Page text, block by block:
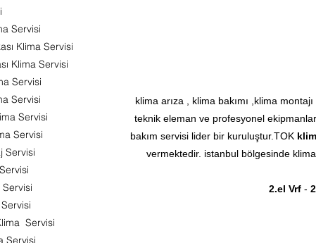
Servisi
Klima Servisi
Klima Servisi
Servisi
Servisi
Servisi
Servisi
Servisi
Servisi
Servisi
klima arıza , klima bakımı ,klima
teknik eleman ve profesyonel
bakım servisi lider bir kuruluştur.TOK
vermektedir. istanbul bölgesinde
2.el Vrf -